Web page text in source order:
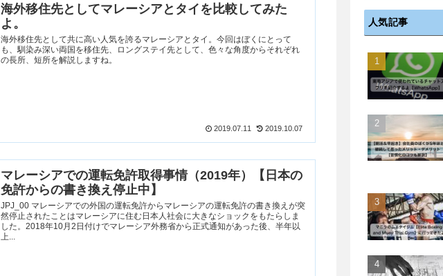
海外移住先としてマレーシアとタイを比較してみた
よ。
海外移住先として共に高い人気を誇るマレーシアとタイ。今回はぼくにとって
も、馴染み深い両国を移住先、ロングステイ先として、色々な角度からそれぞれ
の長所、短所を解説しますね。
2019.07.11 2019.10.07
マレーシアでの運転免許取得事情（2019年）【日本の
免許からの書き換え停止中】
JPJ_00 マレーシアでの外国の運転免許からマレーシアの運転免許の書き換えが突
然停止されたことはマレーシアに住む日本人社会に大きなショックをもたらしま
した。2018年10月2日付けでマレーシア外務省から正式通知があった後、半年以
上...
人気記事